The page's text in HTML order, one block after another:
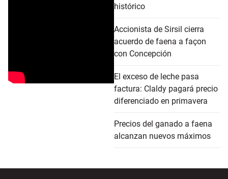
histórico
Accionista de Sirsil cierra
acuerdo de faena a façon
con Concepción
El exceso de leche pasa
factura: Claldy pagará precio
diferenciado en primavera
Precios del ganado a faena
alcanzan nuevos máximos